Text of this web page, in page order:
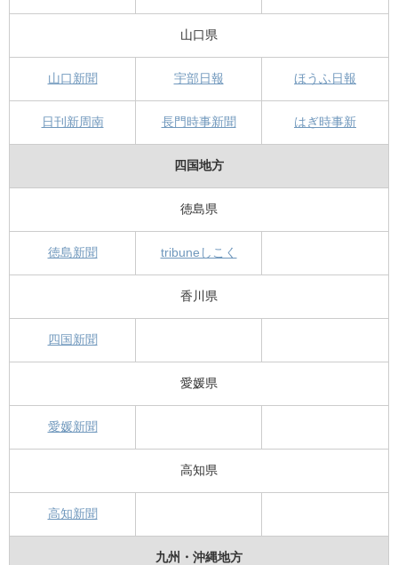
山口県
山口新聞 宇部日報 ほうふ日報
日刊新周南 長門時事新聞 はぎ時事新
四国地方
徳島県
徳島新聞 tribuneしこく
香川県
四国新聞
愛媛県
愛媛新聞
高知県
高知新聞
九州・沖縄地方